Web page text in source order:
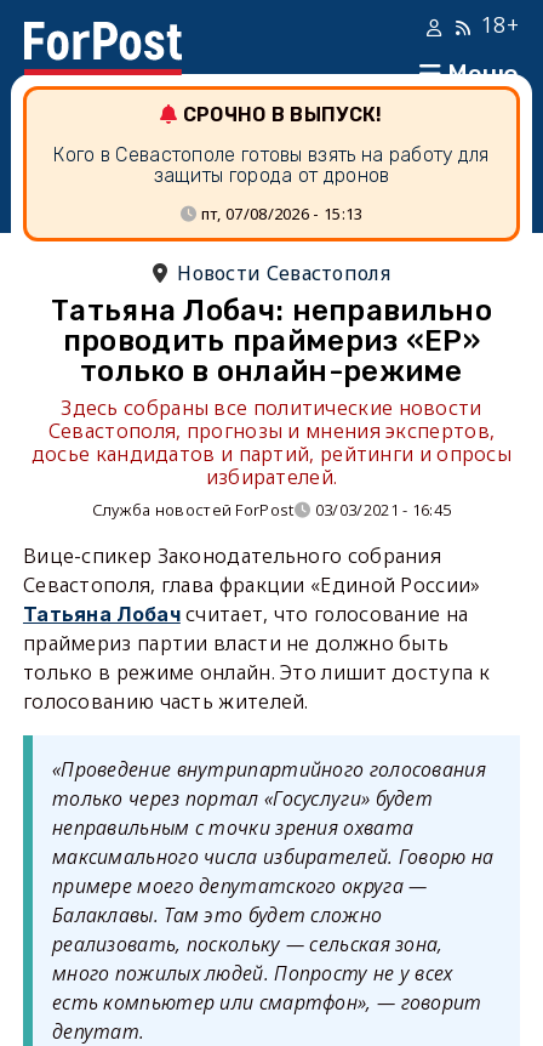
Меню
18+
СРОЧНО В ВЫПУСК!
Кого в Севастополе готовы взять на работу для
защиты города от дронов
пт, 07/08/2026 - 15:13
Новости Севастополя
Татьяна Лобач: неправильно
проводить праймериз «ЕР»
только в онлайн-режиме
Здесь собраны все политические новости
Севастополя, прогнозы и мнения экспертов,
досье кандидатов и партий, рейтинги и опросы
избирателей.
Служба новостей ForPost 03/03/2021 - 16:45
Вице-спикер Законодательного собрания
Севастополя, глава фракции «Единой России»
Татьяна Лобачсчитает, что голосование на
праймериз партии власти не должно быть
только в режиме онлайн. Это лишит доступа к
голосованию часть жителей.
«Проведение внутрипартийного голосования
только через портал «Госуслуги» будет
неправильным с точки зрения охвата
максимального числа избирателей. Говорю на
примере моего депутатского округа —
Балаклавы. Там это будет сложно
реализовать, поскольку — сельская зона,
много пожилых людей. Попросту не у всех
есть компьютер или смартфон», — говорит
депутат.